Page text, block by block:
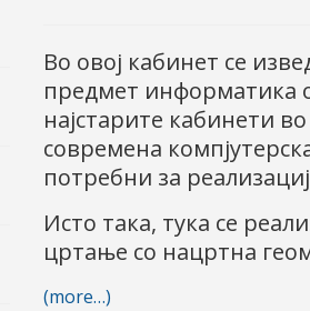
Во овој кабинет се
предмет информатика
најстарите кабинети
современа
потребни за
Исто така, тука се
цртање со нацртна
(more…)